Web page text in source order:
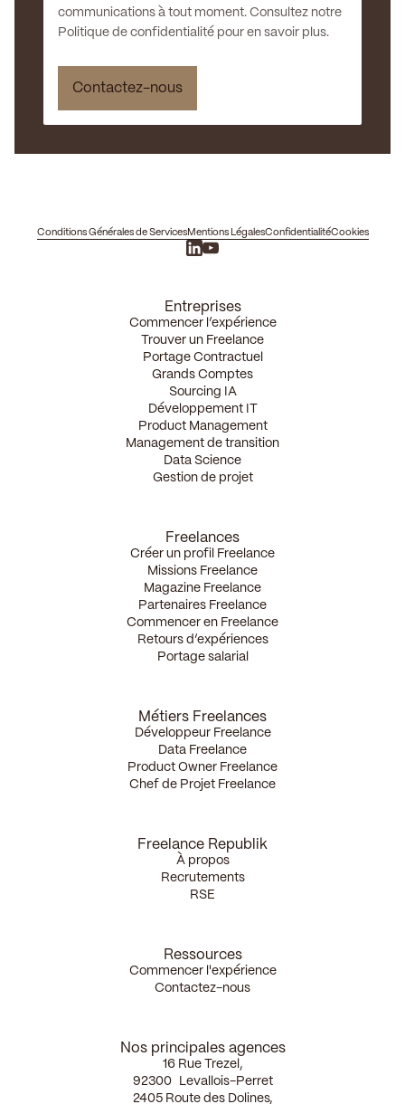
communications à tout moment. Consultez notre
Politique de confidentialité pour en savoir plus.
Entreprises
Commencer l’expérience
Trouver un Freelance
Portage Contractuel
Grands Comptes
Sourcing IA
Développement IT
Product Management
Management de transition
Data Science
Gestion de projet
Freelances
Créer un profil Freelance
Missions Freelance
Magazine Freelance
Partenaires Freelance
Commencer en Freelance
Retours d’expériences
Portage salarial
Métiers Freelances
Développeur Freelance
Data Freelance
Product Owner Freelance
Chef de Projet Freelance
Freelance Republik
À propos
Recrutements
RSE
Ressources
Commencer l'expérience
Contactez-nous
Nos principales agences
16 Rue Trezel,
92300 Levallois-Perret
2405 Route des Dolines,
Conditions Générales de ServicesMentions LégalesConfidentialitéCookies